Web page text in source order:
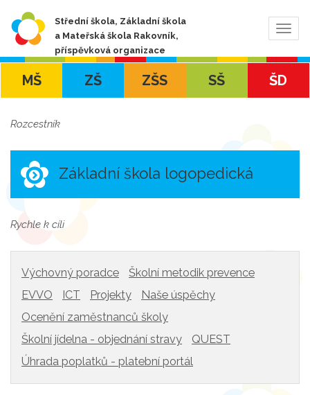
Střední škola, Základní škola
a Mateřská škola Rakovník,
příspěvková organizace
MŠ ZŠ ZŠS SŠ ŠD
Rozcestník
Základní škola logopedická
Rychle k cíli
Výchovný poradce
Školní metodik prevence
EVVO
ICT Projekty
Naše úspěchy
Ocenění zaměstnanců školy
Školní jídelna - objednání stravy
QUEST
Úhrada poplatků - platební portál